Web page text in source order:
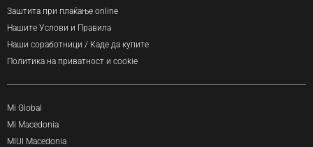
Заштита при плаќање online
Нашите Услови и Правила
Наши соработници / Каде да купите
Политика на приватност и cookie
Mi Global
Mi Macedonia
MIUI Macedonia